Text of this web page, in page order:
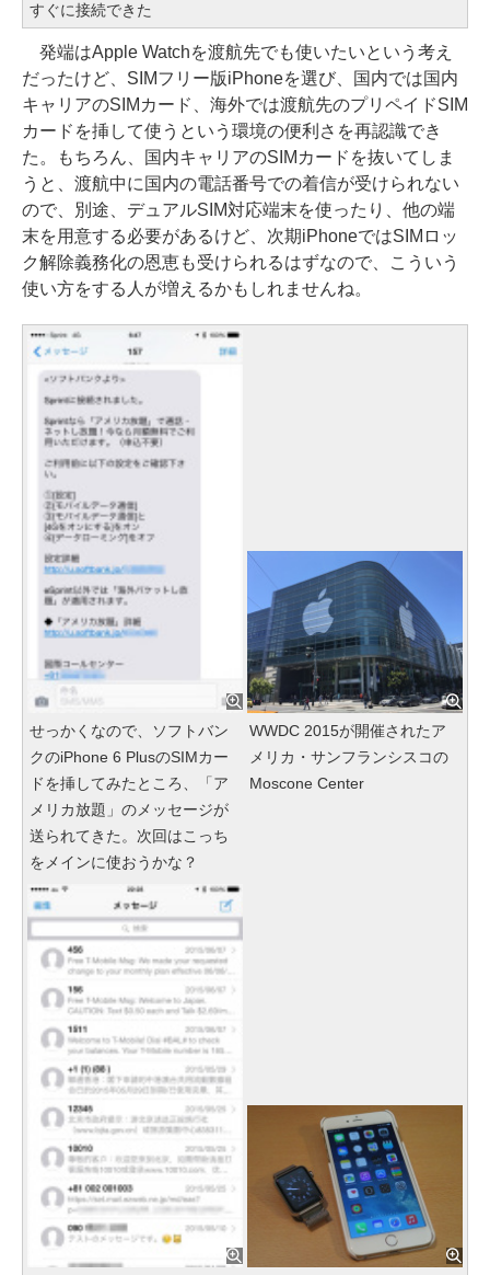
すぐに接続できた
発端はApple Watchを渡航先でも使いたいという考え
だったけど、SIMフリー版iPhoneを選び、国内では国内
キャリアのSIMカード、海外では渡航先のプリペイドSIM
カードを挿して使うという環境の便利さを再認識でき
た。もちろん、国内キャリアのSIMカードを抜いてしま
うと、渡航中に国内の電話番号での着信が受けられない
ので、別途、デュアルSIM対応端末を使ったり、他の端
末を用意する必要があるけど、次期iPhoneではSIMロッ
ク解除義務化の恩恵も受けられるはずなので、こういう
使い方をする人が増えるかもしれませんね。
せっかくなので、ソフトバン
クのiPhone 6 PlusのSIMカー
ドを挿してみたところ、「ア
メリカ放題」のメッセージが
送られてきた。次回はこっち
をメインに使おうかな？
WWDC 2015が開催されたア
メリカ・サンフランシスコの
Moscone Center